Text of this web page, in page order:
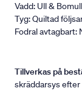
Vadd: Ull & Bomull
Tyg: Quiltad
Fodral avtagbart:
Tillverkas på
skräddarsys efter